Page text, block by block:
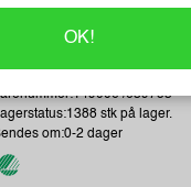
Energizer Lithium AA/L91
/639753
stk på lager.
om:0-2 dager
OK!